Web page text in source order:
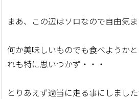
まあ、この辺はソロなので自由気
何か美味しいものでも食べようか
れも特に思いつかず・・・
とりあえず適当に走る事にしまし